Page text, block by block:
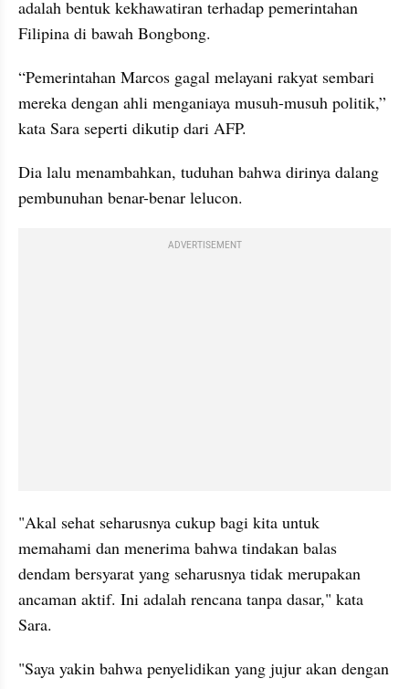
adalah bentuk kekhawatiran terhadap pemerintahan
Filipina di bawah Bongbong.
“Pemerintahan Marcos gagal melayani rakyat sembari
mereka dengan ahli menganiaya musuh-musuh politik,”
kata Sara seperti dikutip dari AFP.
Dia lalu menambahkan, tuduhan bahwa dirinya dalang
pembunuhan benar-benar lelucon.
ADVERTISEMENT
"Akal sehat seharusnya cukup bagi kita untuk
memahami dan menerima bahwa tindakan balas
dendam bersyarat yang seharusnya tidak merupakan
ancaman aktif. Ini adalah rencana tanpa dasar," kata
Sara.
"Saya yakin bahwa penyelidikan yang jujur akan dengan